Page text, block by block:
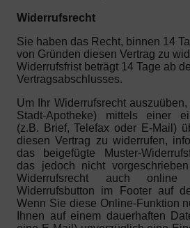
Widerrufsrecht
Sie haben das Recht, binnen 14
von Gründen diesen Vertrag zu
Widerrufsfrist beträgt 14 Tage ab
Vertragsabschlusses.
Um Ihr Widerrufsrecht
Stadt-Apotheke) mittels einer
(z.B. Brief, Telefax oder E-Mail)
diesen Vertrag zu widerrufen,
das beigefügte Muster-
das jedoch nicht
Widerrufsrecht auch
Widerrufsbutton im Footer auf
Wenn Sie diese Online-Funktion
Ihnen auf einem dauerhaften